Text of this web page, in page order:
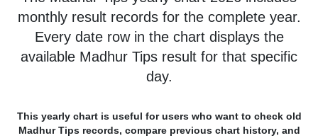
monthly result records for the complete year.
Every date row in the chart displays the
available Madhur Tips result for that specific
day.
This yearly chart is useful for users who want to check old
Madhur Tips records, compare previous chart history, and